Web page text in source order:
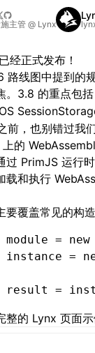
主管 @ Lynx
经正式发布！
路线图中提到的
。3.8 的重点包
前，也别错过我
的
过 PrimJS 运行
载和执行
要覆盖常见的构
module = new
instance =
result =
整的 Lynx 页面